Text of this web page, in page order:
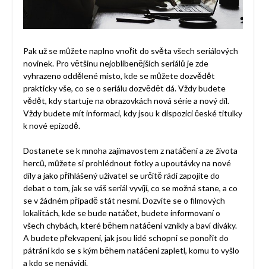
Pak už se můžete naplno vnořit do světa všech seriálových
novinek. Pro většinu nejoblíbenějších seriálů je zde
vyhrazeno oddělené místo, kde se můžete dozvědět
prakticky vše, co se o seriálu dozvědět dá. Vždy budete
vědět, kdy startuje na obrazovkách nová série a nový díl.
Vždy budete mít informaci, kdy jsou k dispozici české titulky
k nové epizodě.
Dostanete se k mnoha zajímavostem z natáčení a ze života
herců, můžete si prohlédnout fotky a upoutávky na nové
díly a jako přihlášený uživatel se určitě rádi zapojíte do
debat o tom, jak se váš seriál vyvíjí, co se možná stane, a co
se v žádném případě stát nesmí. Dozvíte se o filmových
lokalitách, kde se bude natáčet, budete informovaní o
všech chybách, které během natáčení vznikly a baví diváky.
A budete překvapeni, jak jsou lidé schopni se ponořit do
pátrání kdo se s kým během natáčení zapletl, komu to vyšlo
a kdo se nenávidí.